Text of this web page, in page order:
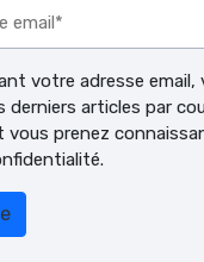
votre adresse email,
derniers articles par
vous prenez